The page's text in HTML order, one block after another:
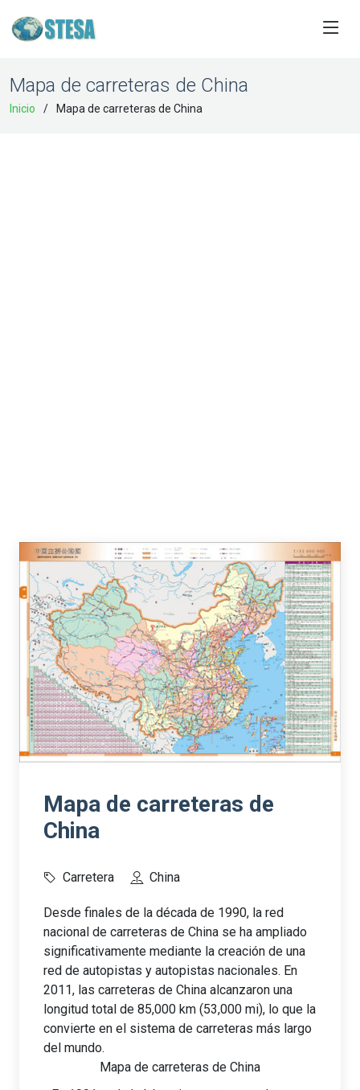
Mapa de carreteras de China
Inicio Mapa de carreteras de China
Mapa de carreteras de
China
Carretera China
Desde finales de la década de 1990, la red
nacional de carreteras de China se ha ampliado
significativamente mediante la creación de una
red de autopistas y autopistas nacionales. En
2011, las carreteras de China alcanzaron una
longitud total de 85,000 km (53,000 mi), lo que la
convierte en el sistema de carreteras más largo
del mundo.
Mapa de carreteras de China